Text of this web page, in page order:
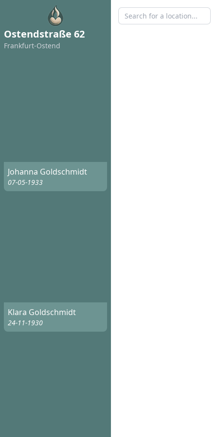
Ostendstraße 62
Frankfurt-Ostend
Johanna Goldschmidt
07-05-1933
Klara Goldschmidt
24-11-1930